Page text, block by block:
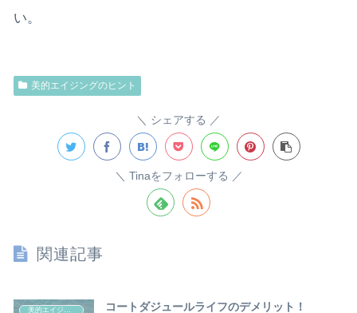
い。
美的エイジングのヒント
シェアする
Tinaをフォローする
関連記事
美的エイジングのヒント コートダジュールライフのデメリット！